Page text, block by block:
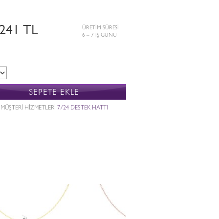
TL
ÜRETİM SÜRESİ
6 – 7 İŞ GÜNÜ
SEPETE EKLE
MÜŞTERİ HİZMETLERİ 7/24 DESTEK HATTI